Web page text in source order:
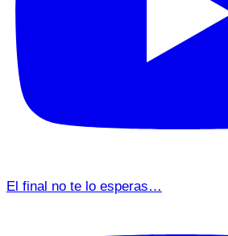
El final no te lo esperas…